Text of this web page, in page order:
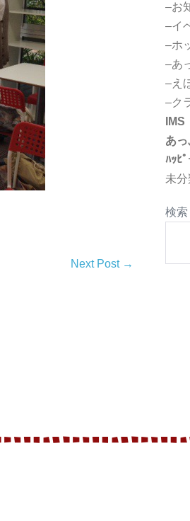
Next Post →
–お
–イ
–ホ
–あ
–え
–ク
IMS
あ
ﾊｯﾋ
未
検索